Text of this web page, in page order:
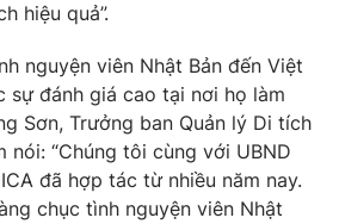
Vươn mình bằng AI
VTV8
hiệu quả”.
nguyện viên Nhật Bản đến Việt
sự đánh giá cao tại nơi họ làm
Sơn, Trưởng ban Quản lý Di tích
nói: “Chúng tôi cùng với UBND
đã hợp tác từ nhiều năm nay.
chục tình nguyện viên Nhật